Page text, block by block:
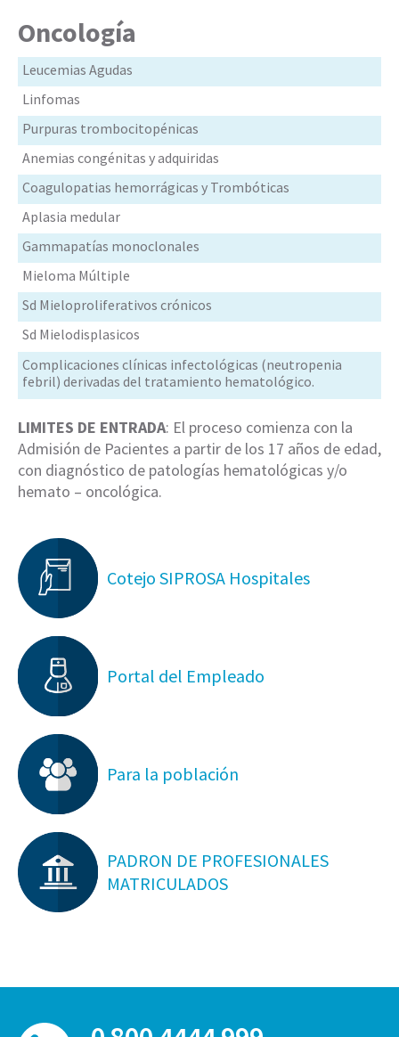
Oncología
Leucemias Agudas
Linfomas
Purpuras trombocitopénicas
Anemias congénitas y adquiridas
Coagulopatias hemorrágicas y Trombóticas
Aplasia medular
Gammapatías monoclonales
Mieloma Múltiple
Sd Mieloproliferativos crónicos
Sd Mielodisplasicos
Complicaciones clínicas infectológicas (neutropenia
febril) derivadas del tratamiento hematológico.
LIMITES DE ENTRADA: El proceso comienza con la
Admisión de Pacientes a partir de los 17 años de edad,
con diagnóstico de patologías hematológicas y/o
hemato – oncológica.
Cotejo SIPROSA Hospitales
Portal del Empleado
Para la población
PADRON DE PROFESIONALES
MATRICULADOS